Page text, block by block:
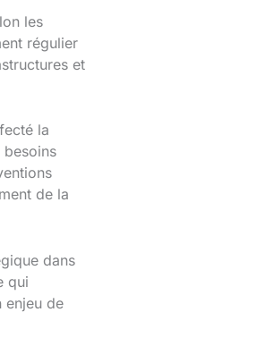
les
régulier
et
la
besoins
de la
dans
qui
enjeu de